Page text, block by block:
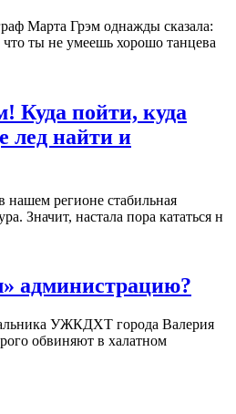
Марта Грэм однажды сказала:
ты не умеешь хорошо танцева
Куда пойти, куда
лед найти и
нашем регионе стабильная
Значит, настала пора кататься н
администрацию?
УЖКДХТ города Валерия
обвиняют в халатном